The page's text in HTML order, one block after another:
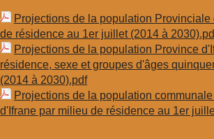
Projections de la population Provinciale
de résidence au 1er juillet (2014 à
Projections de la population Province
résidence, sexe et groupes d'âges
(2014 à 2030).pdf
Projections de la population
d'Ifrane par milieu de résidence au 1er